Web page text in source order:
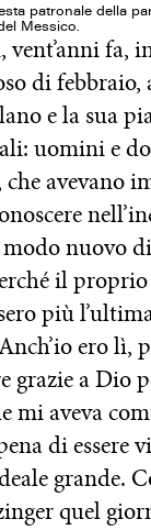
patronale della
Messico.
fa,
di febbraio,
e la sua
uomini e
avevano
nuovo
il
più
ero lì,
grazie a Dio
mi aveva
di essere
grande.
quel